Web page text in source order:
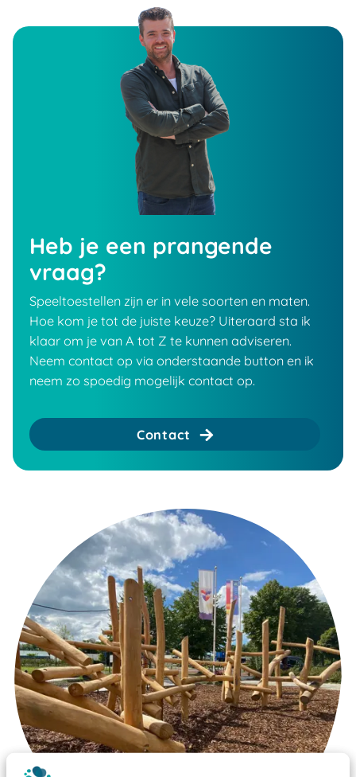
Heb je een prangende
vraag?
Speeltoestellen zijn er in vele soorten en maten.
Hoe kom je tot de juiste keuze? Uiteraard sta ik
klaar om je van A tot Z te kunnen adviseren.
Neem contact op via onderstaande button en ik
neem zo spoedig mogelijk contact op.
Contact